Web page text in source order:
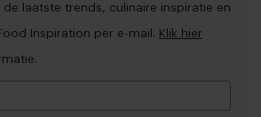
laatste trends, culinaire inspiratie en
Inspiration per e-mail. Klik hier